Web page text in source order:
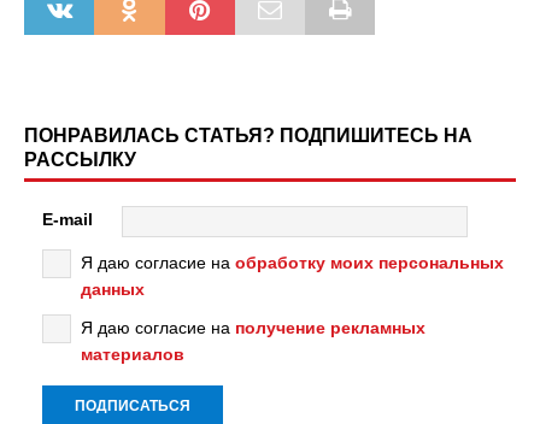
ПОНРАВИЛАСЬ СТАТЬЯ? ПОДПИШИТЕСЬ НА
РАССЫЛКУ
E-mail
Я даю согласие на обработку моих персональных
данных
Я даю согласие на получение рекламных
материалов